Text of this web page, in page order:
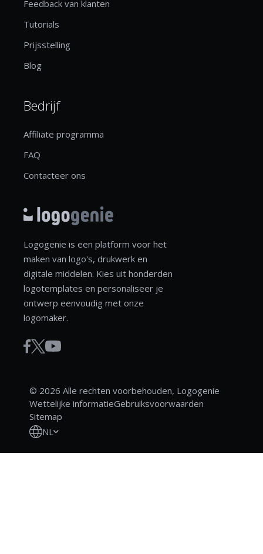
Feedback van klanten
Tutorials
Prijsstelling
Blog
Bedrijf
Affiliate programma
FAQ
Contacteer ons
Logogenie is een platform voor het
maken van logo's, drukwerk en
digitale middelen. Kies uit honderden
logotemplates en personaliseer je
ontwerp eenvoudig met onze
logomaker.
© 2026 Alle rechten voorbehouden, Logogenie
Wettelijke informatieGebruiksvoorwaarden
Sitemap
NL